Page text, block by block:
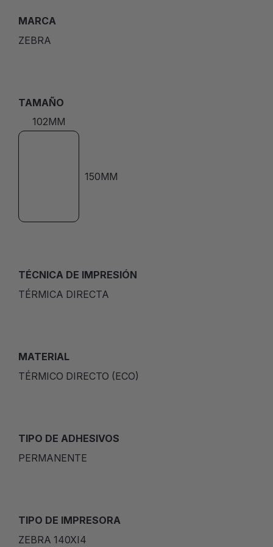
MARCA
ZEBRA
TAMAÑO
102MM
150MM
TÉCNICA DE IMPRESIÓN
TÉRMICA DIRECTA
MATERIAL
TÉRMICO DIRECTO (ECO)
TIPO DE ADHESIVOS
PERMANENTE
TIPO DE IMPRESORA
ZEBRA 140XI4